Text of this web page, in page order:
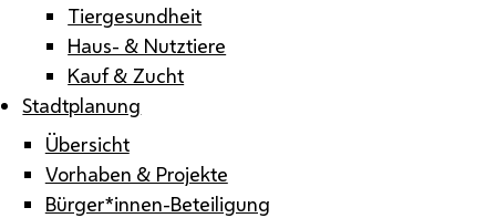
Tiergesundheit
Haus- & Nutztiere
Kauf & Zucht
Stadtplanung
Übersicht
Vorhaben & Projekte
Bürger*innen-Beteiligung